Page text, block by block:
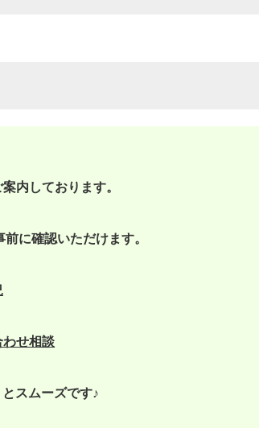
内しております。
に確認いただけます。
わせ相談
スムーズです♪